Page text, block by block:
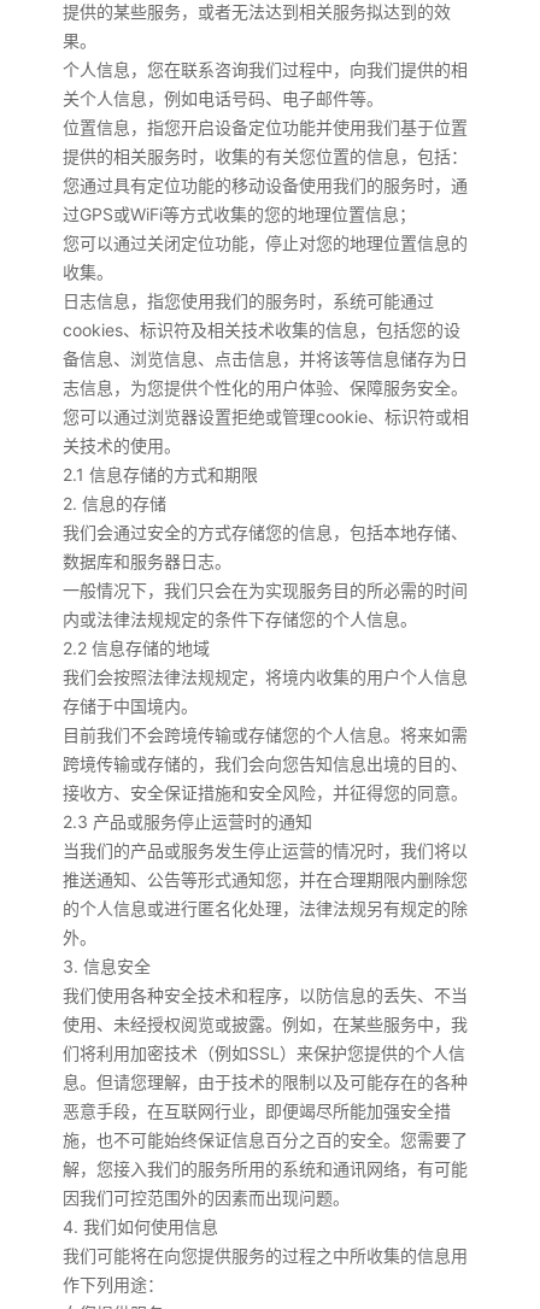
提供的某些服务，或者无法达到相关服务拟达到的效
果。
个人信息，您在联系咨询我们过程中，向我们提供的相
关个人信息，例如电话号码、电子邮件等。
位置信息，指您开启设备定位功能并使用我们基于位置
提供的相关服务时，收集的有关您位置的信息，包括：
您通过具有定位功能的移动设备使用我们的服务时，通
过GPS或WiFi等方式收集的您的地理位置信息；
您可以通过关闭定位功能，停止对您的地理位置信息的
收集。
日志信息，指您使用我们的服务时，系统可能通过
cookies、标识符及相关技术收集的信息，包括您的设
备信息、浏览信息、点击信息，并将该等信息储存为日
志信息，为您提供个性化的用户体验、保障服务安全。
您可以通过浏览器设置拒绝或管理cookie、标识符或相
关技术的使用。
2.1 信息存储的方式和期限
2. 信息的存储
我们会通过安全的方式存储您的信息，包括本地存储、
数据库和服务器日志。
一般情况下，我们只会在为实现服务目的所必需的时间
内或法律法规规定的条件下存储您的个人信息。
2.2 信息存储的地域
我们会按照法律法规规定，将境内收集的用户个人信息
存储于中国境内。
目前我们不会跨境传输或存储您的个人信息。将来如需
跨境传输或存储的，我们会向您告知信息出境的目的、
接收方、安全保证措施和安全风险，并征得您的同意。
2.3 产品或服务停止运营时的通知
当我们的产品或服务发生停止运营的情况时，我们将以
推送通知、公告等形式通知您，并在合理期限内删除您
的个人信息或进行匿名化处理，法律法规另有规定的除
外。
3. 信息安全
我们使用各种安全技术和程序，以防信息的丢失、不当
使用、未经授权阅览或披露。例如，在某些服务中，我
们将利用加密技术（例如SSL）来保护您提供的个人信
息。但请您理解，由于技术的限制以及可能存在的各种
恶意手段，在互联网行业，即便竭尽所能加强安全措
施，也不可能始终保证信息百分之百的安全。您需要了
解，您接入我们的服务所用的系统和通讯网络，有可能
因我们可控范围外的因素而出现问题。
4. 我们如何使用信息
我们可能将在向您提供服务的过程之中所收集的信息用
作下列用途：